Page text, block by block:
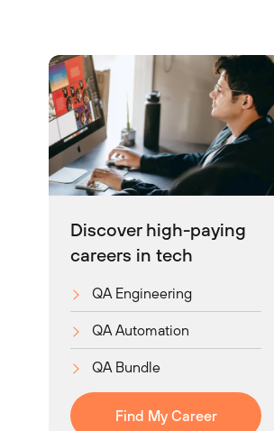
Discover high-paying
careers in tech
QA Engineering
QA Automation
QA Bundle
Find My Career